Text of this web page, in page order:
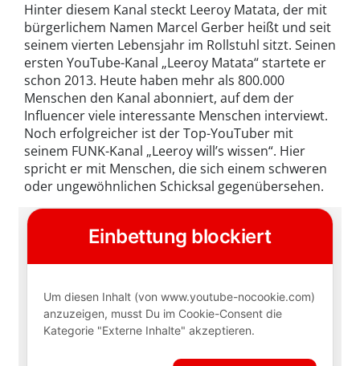
Hinter diesem Kanal steckt Leeroy Matata, der mit
bürgerlichem Namen Marcel Gerber heißt und seit
seinem vierten Lebensjahr im Rollstuhl sitzt. Seinen
ersten YouTube-Kanal „Leeroy Matata“ startete er
schon 2013. Heute haben mehr als 800.000
Menschen den Kanal abonniert, auf dem der
Influencer viele interessante Menschen interviewt.
Noch erfolgreicher ist der Top-YouTuber mit
seinem FUNK-Kanal „Leeroy will’s wissen“. Hier
spricht er mit Menschen, die sich einem schweren
oder ungewöhnlichen Schicksal gegenübersehen.